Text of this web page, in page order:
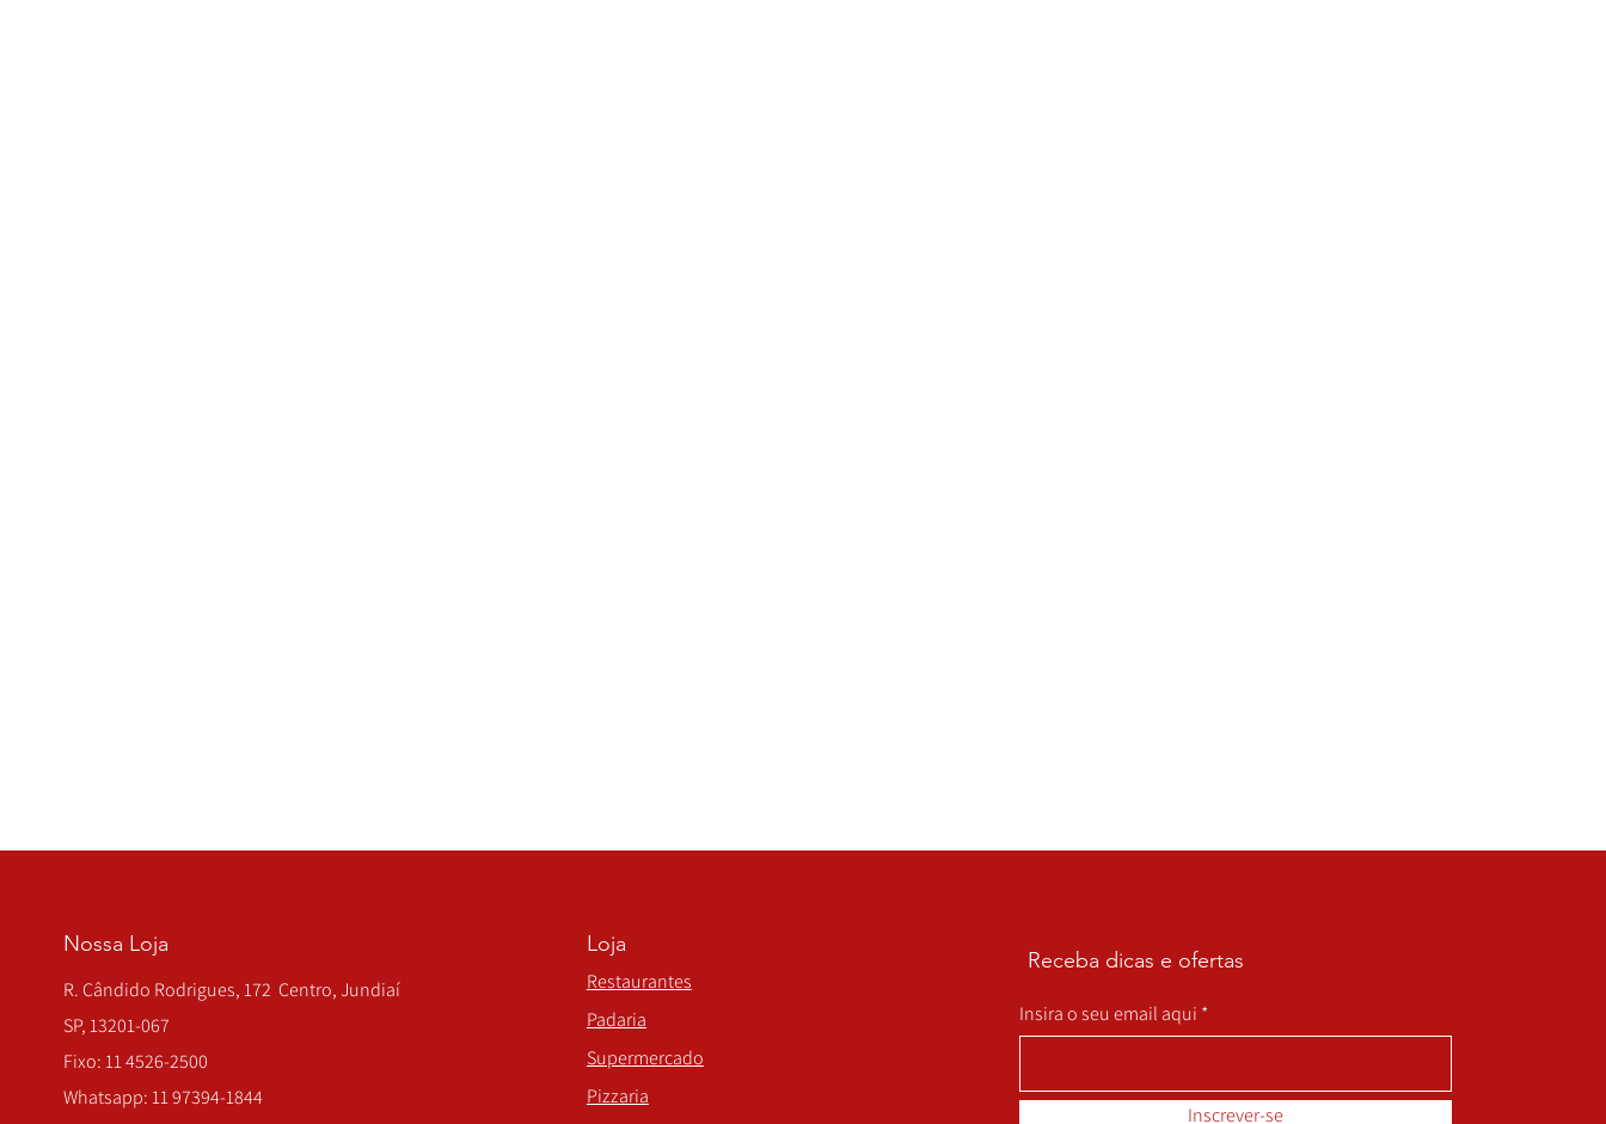
Nossa Loja
R. Cândido Rodrigues, 172 Centro, Jundiaí
SP, 13201-067
Fixo: 11 4526-2500
Whatsapp: 11 97394-1844
Loja
Restaurantes
Padaria
Supermercado
Pizzaria
Receba dicas e ofertas
Insira o seu email aqui
Inscrever-se